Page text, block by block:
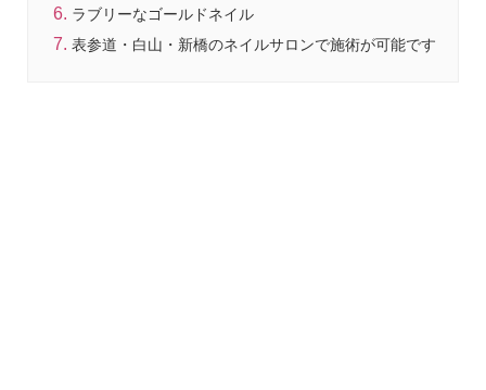
ラブリーなゴールドネイル
表参道・白山・新橋のネイルサロンで施術が可能です